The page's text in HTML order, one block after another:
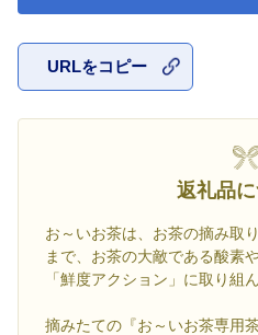
URLをコピー
返礼品
お～いお茶は、お茶の摘み取
まで、お茶の大敵である酸素
「鮮度アクション」に取り組
摘みたての『お～いお茶専用